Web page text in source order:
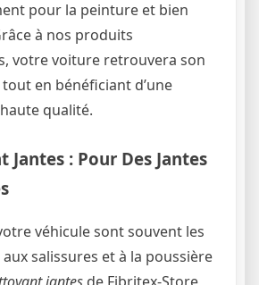
pour la peinture et bien
à nos produits
votre voiture retrouvera son
tout en bénéficiant d’une
qualité.
Jantes : Pour Des Jantes
véhicule sont souvent les
salissures et à la poussière